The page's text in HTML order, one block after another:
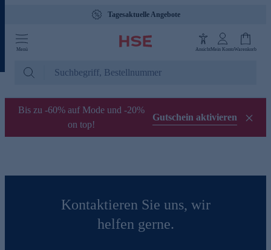
Tagesaktuelle Angebote
Menü AnsichtMein KontoWarenkorb
Bis zu -60% auf Mode und -20%
on top!
Gutschein aktivieren
Kontaktieren Sie uns, wir
helfen gerne.